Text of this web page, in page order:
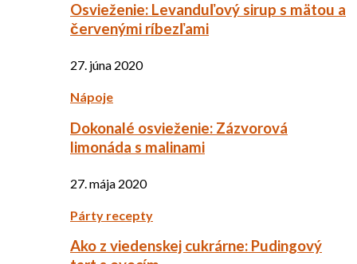
Osvieženie: Levanduľový sirup s mätou a
červenými ríbezľami
27. júna 2020
Nápoje
Dokonalé osvieženie: Zázvorová
limonáda s malinami
27. mája 2020
Párty recepty
Ako z viedenskej cukrárne: Pudingový